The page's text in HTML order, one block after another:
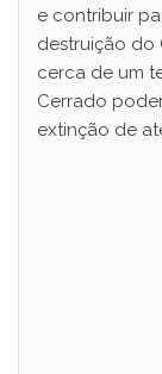
e contribuir
destruição do
cerca de um
Cerrado
extinção de